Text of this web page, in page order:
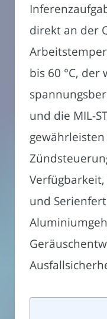
direkt an der
bis 60 °C,
und die MIL-
und